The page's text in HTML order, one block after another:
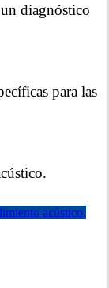
diagnóstico
para las
acústico.